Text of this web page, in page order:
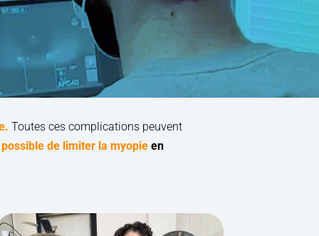
Toutes ces complications peuvent
de limiter la myopie en